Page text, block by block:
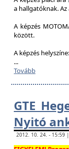
a hallgatóknak.
A képzés
között.
A képzés
...
Tovább
GTE
Nyitó
2012. 10. 24. - 15:59